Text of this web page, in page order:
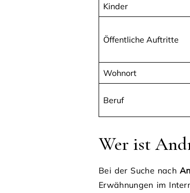
Kinder
Öffentliche Auftritte
Wohnort
Beruf
Wer ist
Bei der Suche nach
Erwähnungen im